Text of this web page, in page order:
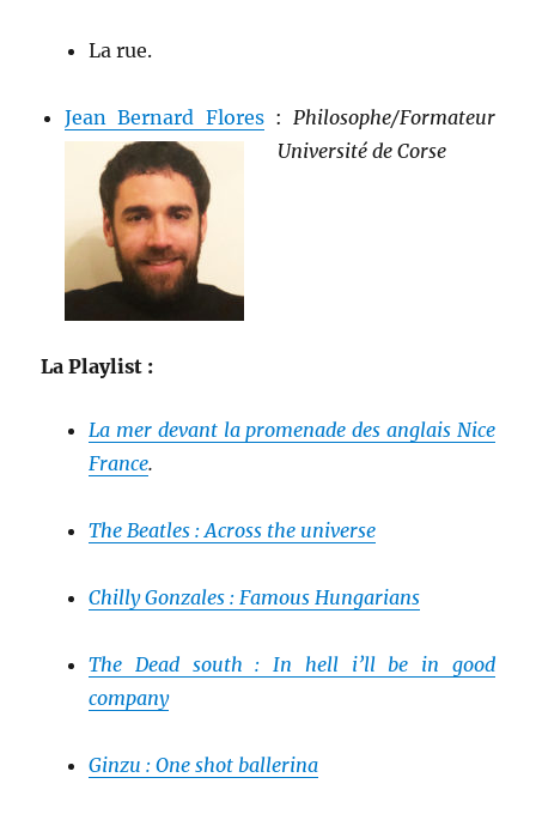
La rue.
Jean Bernard Flores: Philosophe/Formateur
Université de Corse
La Playlist :
La mer devant la promenade des anglais Nice
France.
The Beatles : Across the universe
Chilly Gonzales : Famous Hungarians
The Dead south : In hell i’ll be in good
company
Ginzu : One shot ballerina